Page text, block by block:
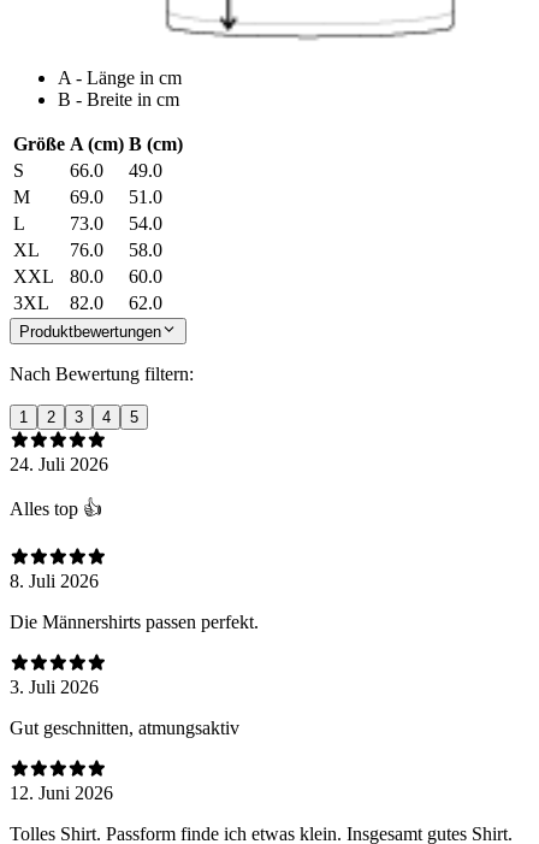
A - Länge in cm
B - Breite in cm
Größe A (cm) B (cm)
S
66.0
49.0
M
69.0
51.0
L
73.0
54.0
XL
76.0
58.0
XXL
80.0
60.0
3XL
82.0 62.0
Produktbewertungen
Nach Bewertung filtern:
1 2 3 4 5
24. Juli 2026
Alles top 👍
8. Juli 2026
Die Männershirts passen perfekt.
3. Juli 2026
Gut geschnitten, atmungsaktiv
12. Juni 2026
Tolles Shirt. Passform finde ich etwas klein. Insgesamt gutes Shirt.